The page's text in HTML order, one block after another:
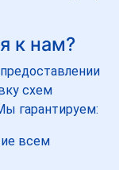
к нам?
схем
гарантируем:
всем